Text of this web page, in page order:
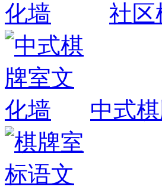
社区
中式